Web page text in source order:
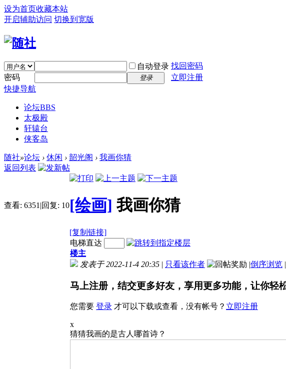
设为首页收藏本站
开启辅助访问 切换到宽版
自动登录 找回密码
密码
登录
立即注册
快捷导航
论坛BBS
太极殿
轩辕台
侠客岛
随社»论坛 › 休闲 › 韶光阁 › 我画你猜
返回列表
查看: 6351 |回复: 10[绘画] 我画你猜
[复制链接]
电梯直达
楼主
发表于 2022-11-4 20:35 | 只看该作者 |倒序浏览 |
马上注册，结交更多好友，享用更多功能，让你轻
您需要 登录 才可以下载或查看，没有帐号？ 立即注册
x
猜猜我画的是古人哪首诗？